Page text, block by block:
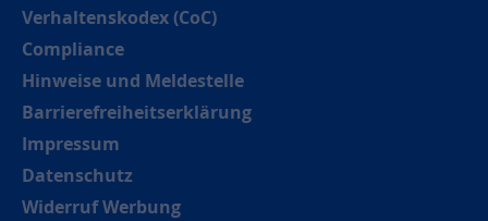
Verhaltenskodex (CoC)
Compliance
Hinweise und Meldestelle
Barrierefreiheitserklärung
Impressum
Datenschutz
Widerruf Werbung